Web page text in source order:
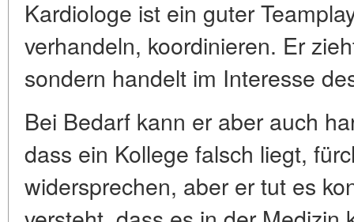
Kardiologe ist ein guter
verhandeln, koordinieren. Er
sondern handelt im Interesse
Bei Bedarf kann er aber auch
dass ein Kollege falsch liegt,
widersprechen, aber er tut es